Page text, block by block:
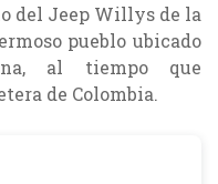
del Jeep Willys de la
pueblo ubicado
al tiempo que
de Colombia.